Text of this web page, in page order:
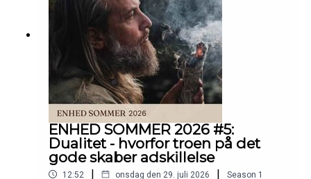
Du kan bl.a. høre om:
• hvorfor kvinder biologisk fungerer anderledes end
• hvordan kvindehjernen påvirker den måde, vi mærker
andre mennesker på
• hvorfor mange kvinder tilsidesætter egne behov for
ENHED SOMMER 2026 #5:
Dualitet - hvorfor troen på det
gode skaber adskillelse
12:52 | onsdag den 29. juli 2026 | Season 1